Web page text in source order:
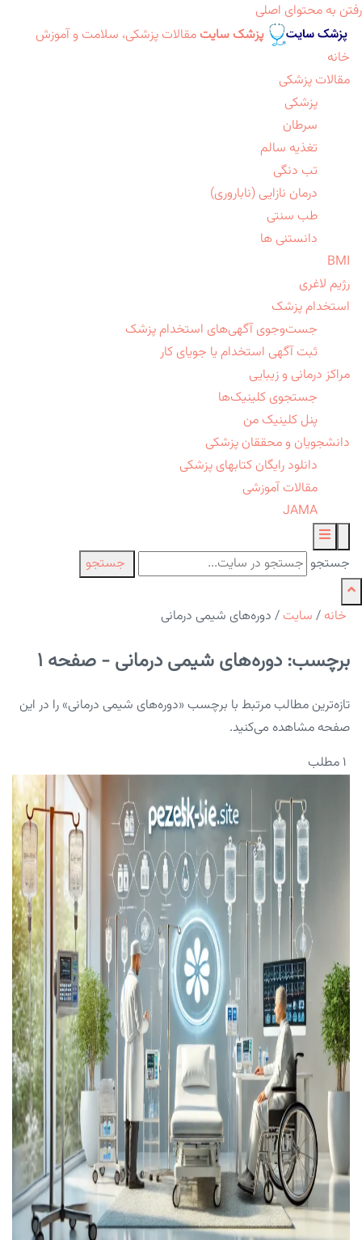
رفتن به محتوای اصلی
پزشک سایت مقالات پزشکی، سلامت و آموزش
خانه
مقالات پزشکی
پزشکی
سرطان
تغذیه سالم
تب دنگی
درمان نازایی (ناباروری)
طب سنتی
دانستنی ها
BMI
رژیم لاغری
استخدام پزشک
جست‌وجوی آگهی‌های استخدام پزشک
ثبت آگهی استخدام یا جویای کار
مراکز درمانی و زیبایی
جستجوی کلینیک‌ها
پنل کلینیک من
دانشجویان و محققان پزشکی
دانلود رایگان کتابهای پزشکی
مقالات آموزشی
JAMA
جستجو جستجو
خانه / سایت / دوره‌های شیمی درمانی
برچسب: دوره‌های شیمی درمانی - صفحه 1
تازه‌ترین مطالب مرتبط با برچسب «دوره‌های شیمی درمانی» را در این
صفحه مشاهده می‌کنید.
۱ مطلب